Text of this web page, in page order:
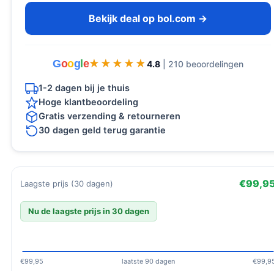
Bekijk deal op bol.com →
Goog e★★★★★
★★★★★ 4.8 | 210 beoordelingen
1-2 dagen bij je thuis
Hoge klantbeoordeling
Gratis verzending & retourneren
30 dagen geld terug garantie
Laagste prijs (30 dagen)
Nu de laagste prijs in 30 dagen
€99,95 laatste 90 dagen